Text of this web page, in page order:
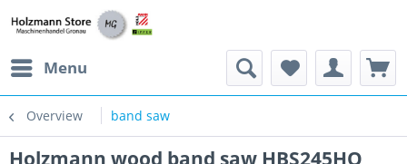
Menu
Overview band saw
Holzmann wood band saw HBS245HQ